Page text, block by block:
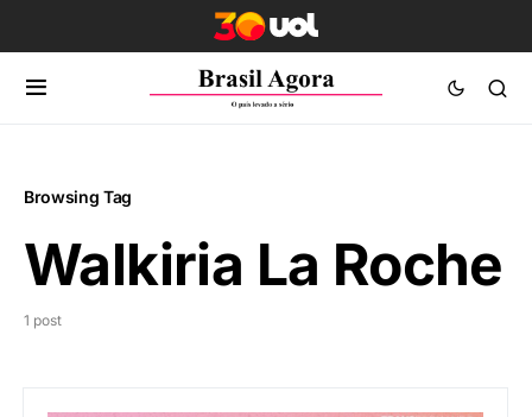
Browsing Tag
Walkiria La Roche
1 post